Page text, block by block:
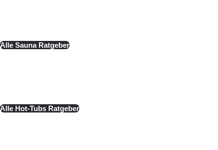
Alle Sauna Ratgeber
Alle Hot-Tubs Ratgeber